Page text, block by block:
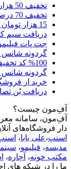
تخفیف 50 هزار تومانی خرید محصولات پروتئینی اسنپ فود
تخفیف 70 درصدی اشتراک دیجی پلاس از دیجی کالا
15 هزار تومان کد تخفیف خرید نان از اسنپ فود
دریافت سیم
جت پات
گردونه شانس
%100 کد تخفیف اشتراک 3 ماهه دیجی پلاس از دیجی کالا
گردونه شانس بانی مد
خرید از فروشگاه
دریافت بُن
آفِ‌مون چیست؟
آفِ‌مون، سامانه
دار فروشگاه‌های
اسنپ،علی بابا،
مدیسه، فیلیمو،
مکتب خونه، آچاره،
ما را در شبکه های